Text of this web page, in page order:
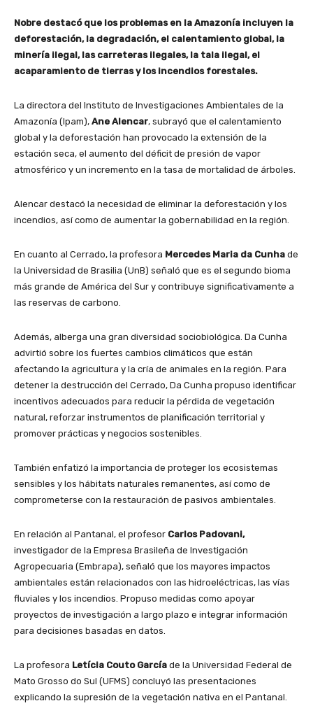
Nobre destacó que los problemas en la Amazonía incluyen la
deforestación, la degradación, el calentamiento global, la
minería ilegal, las carreteras ilegales, la tala ilegal, el
acaparamiento de tierras y los incendios forestales.
La directora del Instituto de Investigaciones Ambientales de la
Amazonía (Ipam), Ane Alencar, subrayó que el calentamiento
global y la deforestación han provocado la extensión de la
estación seca, el aumento del déficit de presión de vapor
atmosférico y un incremento en la tasa de mortalidad de árboles.
Alencar destacó la necesidad de eliminar la deforestación y los
incendios, así como de aumentar la gobernabilidad en la región.
En cuanto al Cerrado, la profesora Mercedes Maria da Cunha de
la Universidad de Brasilia (UnB) señaló que es el segundo bioma
más grande de América del Sur y contribuye significativamente a
las reservas de carbono.
Además, alberga una gran diversidad sociobiológica. Da Cunha
advirtió sobre los fuertes cambios climáticos que están
afectando la agricultura y la cría de animales en la región. Para
detener la destrucción del Cerrado, Da Cunha propuso identificar
incentivos adecuados para reducir la pérdida de vegetación
natural, reforzar instrumentos de planificación territorial y
promover prácticas y negocios sostenibles.
También enfatizó la importancia de proteger los ecosistemas
sensibles y los hábitats naturales remanentes, así como de
comprometerse con la restauración de pasivos ambientales.
En relación al Pantanal, el profesor Carlos Padovani,
investigador de la Empresa Brasileña de Investigación
Agropecuaria (Embrapa), señaló que los mayores impactos
ambientales están relacionados con las hidroeléctricas, las vías
fluviales y los incendios. Propuso medidas como apoyar
proyectos de investigación a largo plazo e integrar información
para decisiones basadas en datos.
La profesora Letícia Couto García de la Universidad Federal de
Mato Grosso do Sul (UFMS) concluyó las presentaciones
explicando la supresión de la vegetación nativa en el Pantanal.